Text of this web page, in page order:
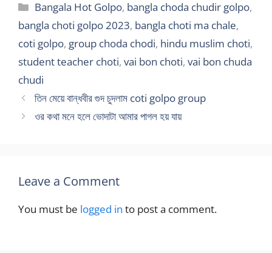
Categories
Bangala Hot Golpo, bangla choda chudir golpo,
bangla choti golpo 2023, bangla choti ma chale,
coti golpo, group choda chodi, hindu muslim choti,
student teacher choti, vai bon choti, vai bon chuda
chudi
তিন মেয়ে বান্ধবীর গুদ চুদলাম coti golpo group
ওর কথা মনে হলে ভোদাটা আমার পাগল হয় যায়
Leave a Comment
You must be logged in to post a comment.